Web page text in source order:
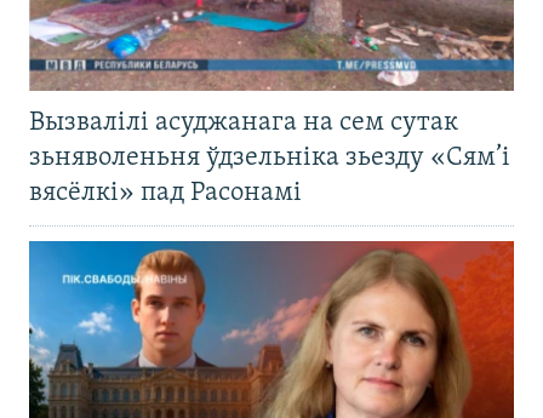
Вызвалілі асуджанага на сем сутак
зьняволеньня ўдзельніка зьезду «Сям’і
вясёлкі» пад Расонамі